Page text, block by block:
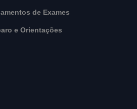
de Exames
e Orientações